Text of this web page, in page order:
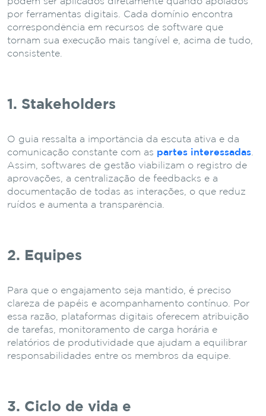
por ferramentas digitais. Cada domínio encontra
correspondência em recursos de software que
tornam sua execução mais tangível e, acima de tudo,
consistente.
1. Stakeholders
O guia ressalta a importância da escuta ativa e da
comunicação constante com as partes interessadas
Assim, softwares de gestão viabilizam o registro de
aprovações, a centralização de feedbacks e a
documentação de todas as interações, o que reduz
ruídos e aumenta a transparência.
2. Equipes
Para que o engajamento seja mantido, é preciso
clareza de papéis e acompanhamento contínuo. Por
essa razão, plataformas digitais oferecem atribuição
de tarefas, monitoramento de carga horária e
relatórios de produtividade que ajudam a equilibrar
responsabilidades entre os membros da equipe.
3. Ciclo de vida e